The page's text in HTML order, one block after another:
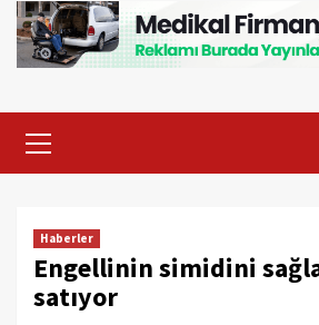
Menu
Haberler
Engellinin simidini
satıyor